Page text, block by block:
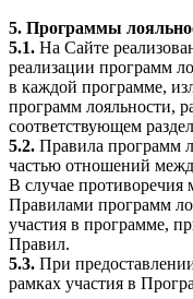
5. Программы
5.1. На Сайте
реализации программ
в каждой программе,
программ лояльности,
соответствующем
5.2. Правила программ
частью отношений
В случае
Правилами программ
участия в программе,
Правил.
5.3. При
рамках участия в